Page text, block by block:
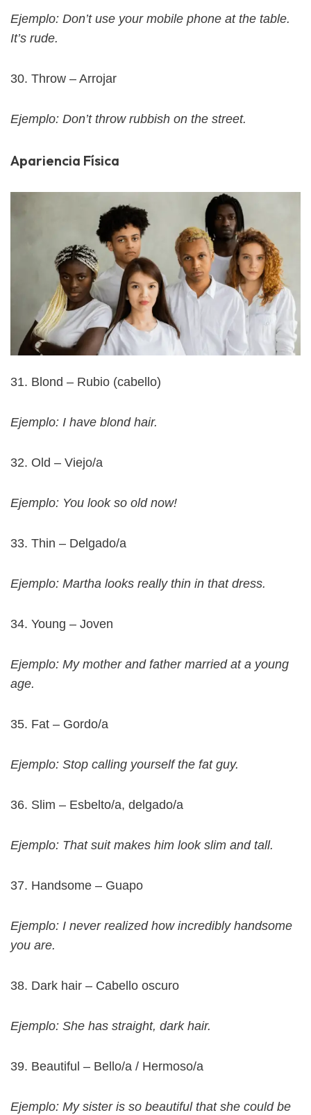
Ejemplo: Don’t use your mobile phone at the table.
It’s rude.
30. Throw – Arrojar
Ejemplo: Don’t throw rubbish on the street.
Apariencia Física
31. Blond – Rubio (cabello)
Ejemplo: I have blond hair.
32. Old – Viejo/a
Ejemplo: You look so old now!
33. Thin – Delgado/a
Ejemplo: Martha looks really thin in that dress.
34. Young – Joven
Ejemplo: My mother and father married at a young
age.
35. Fat – Gordo/a
Ejemplo: Stop calling yourself the fat guy.
36. Slim – Esbelto/a, delgado/a
Ejemplo: That suit makes him look slim and tall.
37. Handsome – Guapo
Ejemplo: I never realized how incredibly handsome
you are.
38. Dark hair – Cabello oscuro
Ejemplo: She has straight, dark hair.
39. Beautiful – Bello/a / Hermoso/a
Ejemplo: My sister is so beautiful that she could be